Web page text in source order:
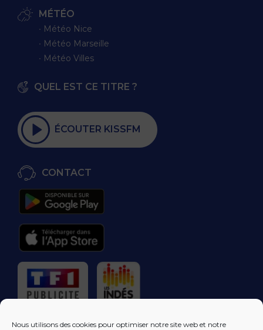
Nous utilisons des cookies pour optimiser notre site web et notre
MÉTÉO
∙ Météo Nice
∙ Météo Marseille
∙ Météo Villes
QUEL EST CE TITRE ?
ÉCOUTER KISSFM
CONTACT
RÉGIE PUBLICITAIRE